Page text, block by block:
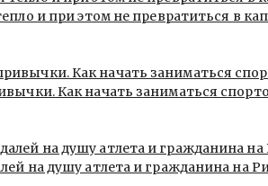
и при этом не превратиться в
Как начать заниматься
на душу атлета и гражданина на